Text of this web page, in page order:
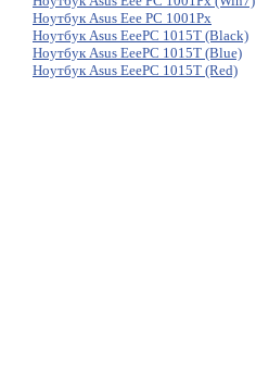
Ноутбук Asus Eee PC 1001Px
Ноутбук Asus EeePC 1015T (Black)
Ноутбук Asus EeePC 1015T (Blue)
Ноутбук Asus EeePC 1015T (Red)